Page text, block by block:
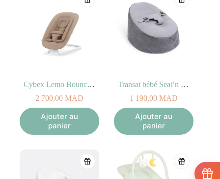
Cybex Lemo Bouncer Almond Beige
2 700,00 MAD
Ajouter au
panier
Transat bébé Seat’n Grow Grey Doomoo
1 190,00 MAD
Ajouter au
panier